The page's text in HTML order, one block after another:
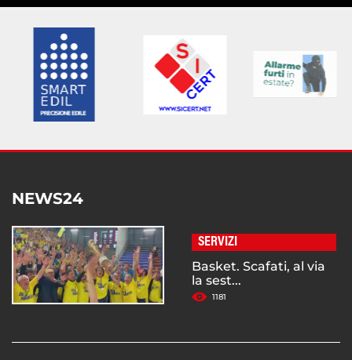
NEWS24
SERVIZI
Basket. Scafati, al via
la sest...
1181